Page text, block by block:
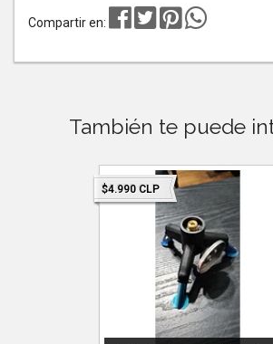
Compartir en:
También te puede
$4.990 CLP